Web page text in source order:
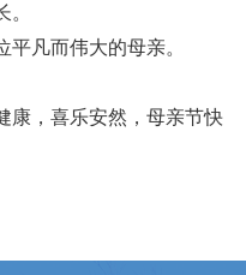
凡而伟大的母亲。
康，喜乐安然，母亲节快